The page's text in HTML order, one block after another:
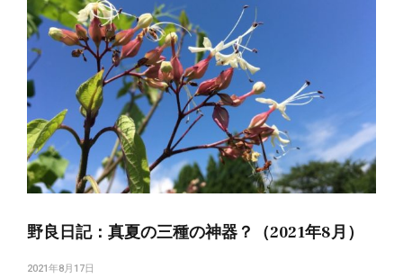
野良日記：真夏の三種の神器？（2021年8月）
2021年8月17日